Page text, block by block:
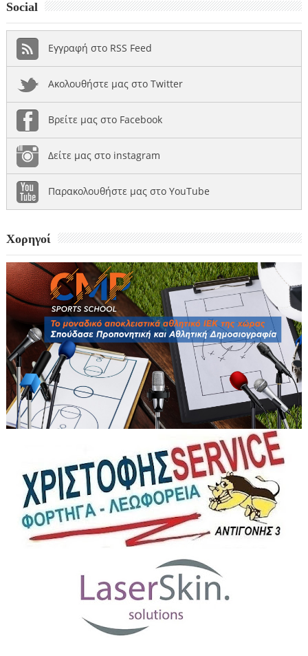
Social
Εγγραφή στο RSS Feed
Ακολουθήστε μας στο Twitter
Βρείτε μας στο Facebook
Δείτε μας στο instagram
Παρακολουθήστε μας στο YouTube
Χορηγοί